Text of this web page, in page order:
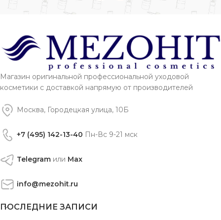
Магазин оригинальной профессиональной уходовой
косметики с доставкой напрямую от производителей
Москва, Городецкая улица, 10Б
+7 (495) 142-13-40 Пн-Вс 9-21 мск
Telegram или Max
info@mezohit.ru
ПОСЛЕДНИЕ ЗАПИСИ